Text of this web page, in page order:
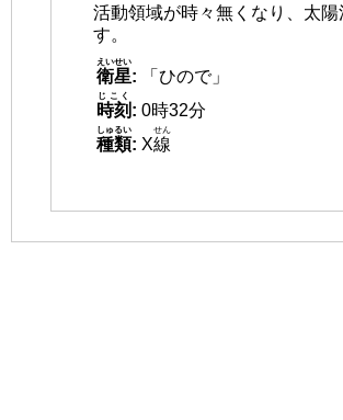
活動領域が時々無くなり、太
す。
衛星
えいせい
:
「ひので」
時刻
じこく
: 0時32分
種類
しゅるい
: X線
せん